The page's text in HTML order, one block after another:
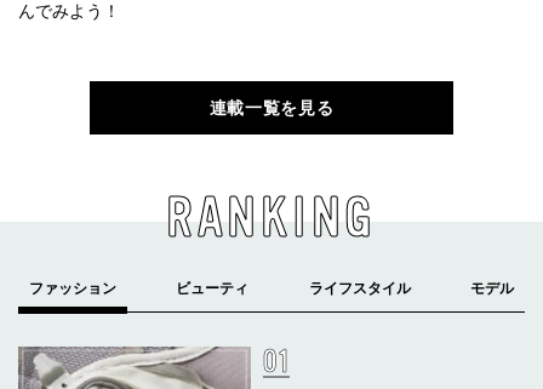
んでみよう！
連載一覧を見る
RANKING